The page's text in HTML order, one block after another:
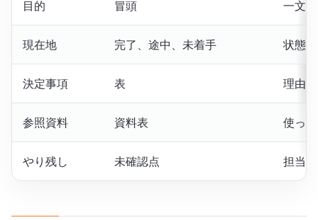
目的 冒頭 一文
現在地 完了、途中、未着手 状態
決定事項 表 理由
参照資料 資料表 使っ
やり残し 未確認点 担当